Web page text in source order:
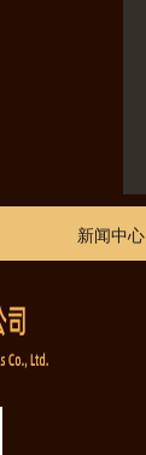
新闻中心